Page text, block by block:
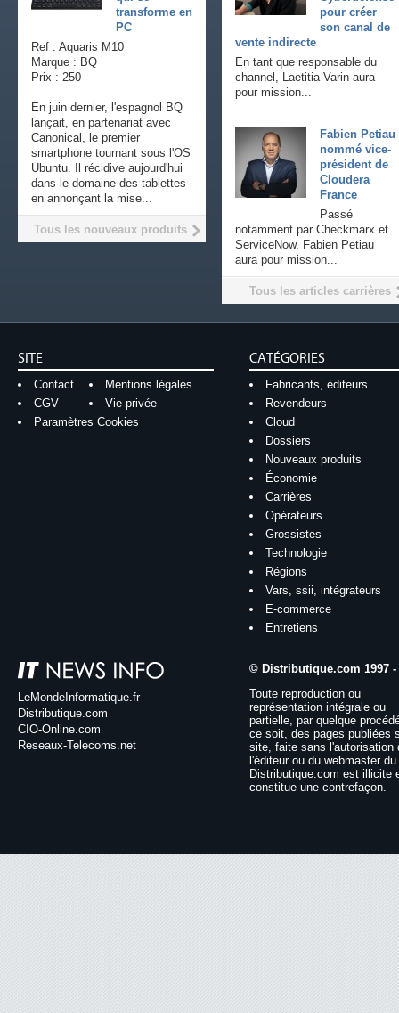
pour créer
son canal de
vente indirecte
En tant que responsable du
channel, Laetitia Varin aura
pour mission...
Fabien Petiau
nommé vice-
président de
Cloudera
France
Passé
notamment par Checkmarx et
ServiceNow, Fabien Petiau
aura pour mission...
Tous les articles carrières
transforme en
PC
Ref : Aquaris M10
Marque : BQ
Prix : 250
En juin dernier, l'espagnol BQ
lançait, en partenariat avec
Canonical, le premier
smartphone tournant sous l'OS
Ubuntu. Il récidive aujourd'hui
dans le domaine des tablettes
en annonçant la mise...
Tous les nouveaux produits
SITE
Contact
Mentions légales
CGV
Vie privée
Paramètres Cookies
CATÉGORIES
Fabricants, éditeurs
Revendeurs
Cloud
Dossiers
Nouveaux produits
Économie
Carrières
Opérateurs
Grossistes
Technologie
Régions
Vars, ssii, intégrateurs
E-commerce
Entretiens
LeMondeInformatique.fr
Distributique.com
CIO-Online.com
Reseaux-Telecoms.net
© Distributique.com 1997 -
Toute reproduction ou
représentation intégrale ou
partielle, par quelque
ce soit, des pages publiées
site, faite sans l'autorisation
l'éditeur ou du webmaster
Distributique.com est illicite
constitue une contrefaçon.